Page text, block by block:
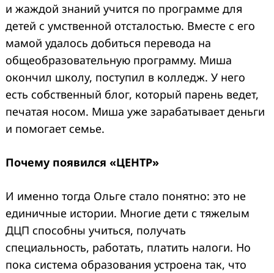
и жаждой знаний учится по программе для
детей с умственной отсталостью. Вместе с его
мамой удалось добиться перевода на
общеобразовательную программу. Миша
окончил школу, поступил в колледж. У него
есть собственный блог, который парень ведет,
печатая носом. Миша уже зарабатывает деньги
и помогает семье.
Почему появился «ЦЕНТР»
И именно тогда Ольге стало понятно: это не
единичные истории. Многие дети с тяжелым
ДЦП способны учиться, получать
специальность, работать, платить налоги. Но
пока система образования устроена так, что